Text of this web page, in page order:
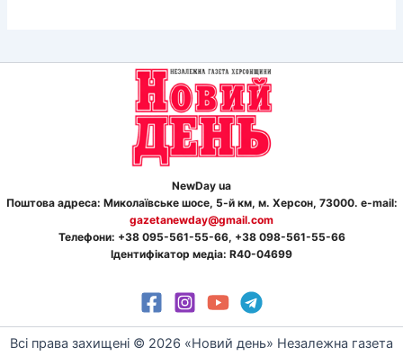
NewDay ua
Поштова адреса: Миколаївське шосе, 5-й км, м. Херсон, 73000. e-mail:
gazetanewday@gmail.com
Телефони: +38 095-561-55-66, +38 098-561-55-66
Ідентифікатор медіа: R40-04699
Всі права захищені © 2026 «Новий день» Незалежна газета